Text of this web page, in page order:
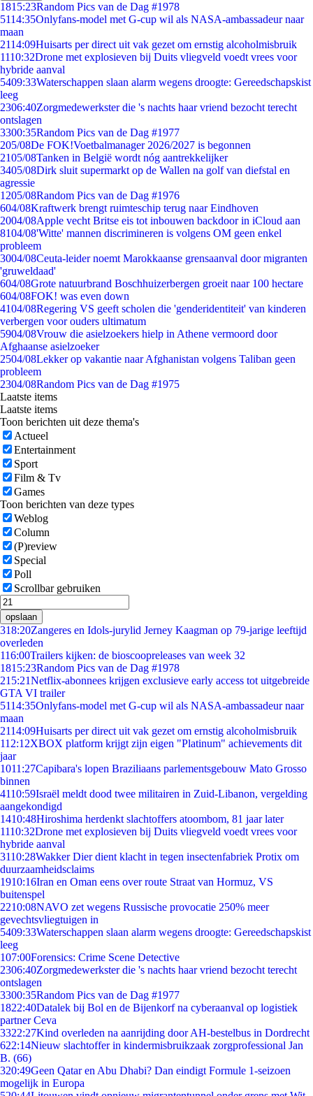
1815:23Random Pics van de Dag #1978
5114:35Onlyfans-model met G-cup wil als NASA-ambassadeur naar
maan
2114:09Huisarts per direct uit vak gezet om ernstig alcoholmisbruik
1110:32Drone met explosieven bij Duits vliegveld voedt vrees voor
hybride aanval
5409:33Waterschappen slaan alarm wegens droogte: Gereedschapskist
leeg
2306:40Zorgmedewerkster die 's nachts haar vriend bezocht terecht
ontslagen
3300:35Random Pics van de Dag #1977
205/08De FOK!Voetbalmanager 2026/2027 is begonnen
2105/08Tanken in België wordt nóg aantrekkelijker
3405/08Dirk sluit supermarkt op de Wallen na golf van diefstal en
agressie
1205/08Random Pics van de Dag #1976
604/08Kraftwerk brengt ruimteschip terug naar Eindhoven
2004/08Apple vecht Britse eis tot inbouwen backdoor in iCloud aan
8104/08'Witte' mannen discrimineren is volgens OM geen enkel
probleem
3004/08Ceuta-leider noemt Marokkaanse grensaanval door migranten
'gruweldaad'
604/08Grote natuurbrand Boschhuizerbergen groeit naar 100 hectare
604/08FOK! was even down
4104/08Regering VS geeft scholen die 'genderidentiteit' van kinderen
verbergen voor ouders ultimatum
5904/08Vrouw die asielzoekers hielp in Athene vermoord door
Afghaanse asielzoeker
2504/08Lekker op vakantie naar Afghanistan volgens Taliban geen
probleem
2304/08Random Pics van de Dag #1975
Laatste items
Laatste items
Toon berichten uit deze thema's
Actueel
Entertainment
Sport
Film & Tv
Games
Toon berichten van deze types
Weblog
Column
(P)review
Special
Poll
Scrollbar gebruiken
opslaan
318:20Zangeres en Idols-jurylid Jerney Kaagman op 79-jarige leeftijd
overleden
116:00Trailers kijken: de bioscoopreleases van week 32
1815:23Random Pics van de Dag #1978
215:21Netflix-abonnees krijgen exclusieve early access tot uitgebreide
GTA VI trailer
5114:35Onlyfans-model met G-cup wil als NASA-ambassadeur naar
maan
2114:09Huisarts per direct uit vak gezet om ernstig alcoholmisbruik
112:12XBOX platform krijgt zijn eigen "Platinum" achievements dit
jaar
1011:27Capibara's lopen Braziliaans parlementsgebouw Mato Grosso
binnen
4110:59Israël meldt dood twee militairen in Zuid-Libanon, vergelding
aangekondigd
1410:48Hiroshima herdenkt slachtoffers atoombom, 81 jaar later
1110:32Drone met explosieven bij Duits vliegveld voedt vrees voor
hybride aanval
3110:28Wakker Dier dient klacht in tegen insectenfabriek Protix om
duurzaamheidsclaims
1910:16Iran en Oman eens over route Straat van Hormuz, VS
buitenspel
2210:08NAVO zet wegens Russische provocatie 250% meer
gevechtsvliegtuigen in
5409:33Waterschappen slaan alarm wegens droogte: Gereedschapskist
leeg
107:00Forensics: Crime Scene Detective
2306:40Zorgmedewerkster die 's nachts haar vriend bezocht terecht
ontslagen
3300:35Random Pics van de Dag #1977
1822:40Datalek bij Bol en de Bijenkorf na cyberaanval op logistiek
partner Ceva
3322:27Kind overleden na aanrijding door AH-bestelbus in Dordrecht
622:14Nieuw slachtoffer in kindermisbruikzaak zorgprofessional Jan
B. (66)
320:49Geen Qatar en Abu Dhabi? Dan eindigt Formule 1-seizoen
mogelijk in Europa